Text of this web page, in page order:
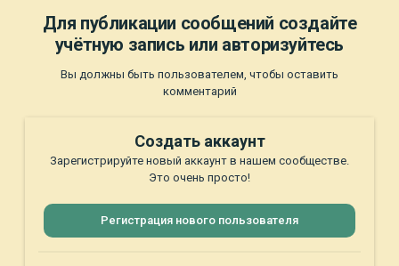
Для публикации сообщений создайте
учётную запись или авторизуйтесь
Вы должны быть пользователем, чтобы оставить
комментарий
Создать аккаунт
Зарегистрируйте новый аккаунт в нашем сообществе.
Это очень просто!
Регистрация нового пользователя